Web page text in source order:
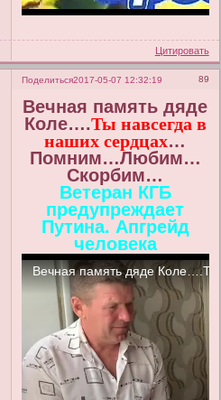
Цитировать
Поделиться 89
2017-05-07 12:32:19
Вечная память дяде
Коле….Ты навсегда в
наших сердцах…
Помним…Любим…
Скорбим…
Ветеран КГБ
предупреждает
Путина. Апгрейд
человека